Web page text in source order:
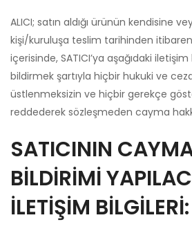
ALICI; satın aldığı ürünün kendisine
kişi/kuruluşa teslim tarihinden
içerisinde, SATICI’ya aşağıdaki
bildirmek şartıyla hiçbir hukuki ve
üstlenmeksizin ve hiçbir gerekçe
reddederek sözleşmeden cayma
SATICININ
BİLDİRİMİ
İLETİŞİM BİLGİLERİ: